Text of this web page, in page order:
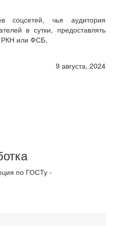
соцсетей, чья аудитория
в сутки, предоставлять
РКН или ФСБ.
9 августа, 2024
по ГОСТу -